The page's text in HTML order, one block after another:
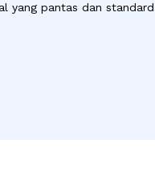
yang pantas dan